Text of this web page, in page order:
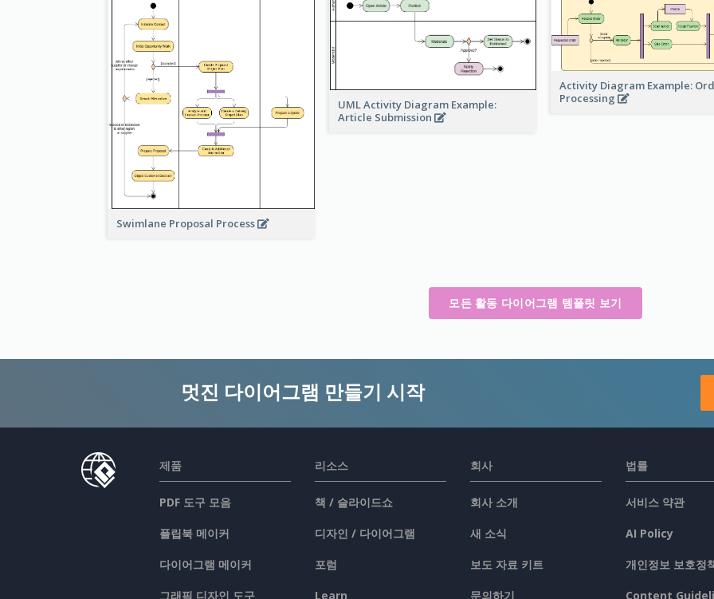
Swimlane Proposal Process
UML Activity Diagram Example:
Article Submission
Activity Diagram Example:
Processing
모든 활동 다이어그램 템플릿 보기
멋진 다이어그램 만들기 시작
제품
PDF 도구 모음
플립북 메이커
다이어그램 메이커
그래픽 디자인 도구
리소스
책 / 슬라이드쇼
디자인 / 다이어그램
포럼
Learn
회사
회사 소개
새 소식
보도 자료 키트
문의하기
법률
서비스 약관
AI Policy
개인정보 보호정
Content